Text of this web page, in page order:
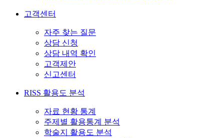
고객센터
자주 찾는 질문
상담 신청
상담 내역 확인
고객제안
신고센터
RISS 활용도 분석
자료 현황 통계
주제별 활용통계 분석
학술지 활용도 분석